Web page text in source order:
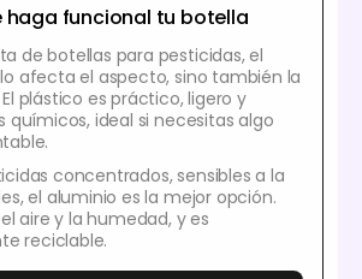
haga funcional tu botella
de botellas para pesticidas, el
afecta el aspecto, sino también la
plástico es práctico, ligero y
químicos, ideal si necesitas algo
concentrados, sensibles a la
el aluminio es la mejor opción.
aire y la humedad, y es
reciclable.